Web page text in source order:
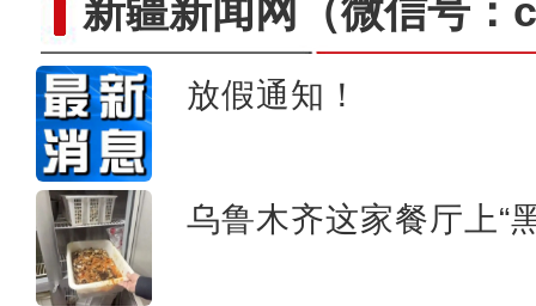
新疆新闻网 （微信号
放假通知！
乌鲁木齐这家餐厅上“